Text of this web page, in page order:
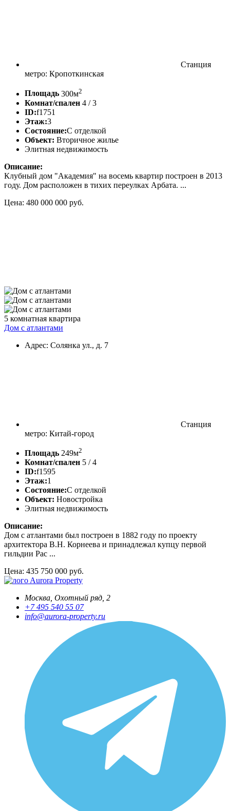
Станция
метро: Кропоткинская
Площадь 300м2
Комнат/спален 4 / 3
ID:f1751
Этаж:3
Состояние:С отделкой
Объект: Вторичное жилье
Элитная недвижимость
Описание:
Клубный дом "Академия" на восемь квартир построен в 2013
году. Дом расположен в тихих переулках Арбата. ...
Цена: 480 000 000 руб.
5 комнатная квартира
Дом с атлантами
Адрес: Солянка ул., д. 7
Станция
метро: Китай-город
Площадь 249м2
Комнат/спален 5 / 4
ID:f1595
Этаж:1
Состояние:С отделкой
Объект: Новостройка
Элитная недвижимость
Описание:
Дом с атлантами был построен в 1882 году по проекту
архитектора В.Н. Корнеева и принадлежал купцу первой
гильдии Рас ...
Цена: 435 750 000 руб.
Aurora Property
Москва, Охотный ряд, 2
+7 495 540 55 07
info@aurora-property.ru